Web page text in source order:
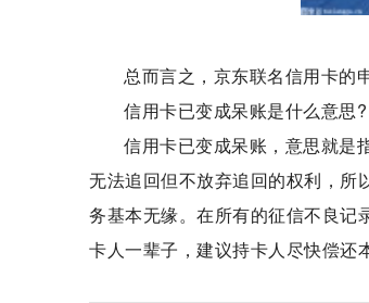
总而言之，京东联名信用卡的
信用卡已变成呆账是什么意思?
信用卡已变成呆账，意思就是
无法追回但不放弃追回的权利，所
务基本无缘。在所有的征信不良记
卡人一辈子，建议持卡人尽快偿还